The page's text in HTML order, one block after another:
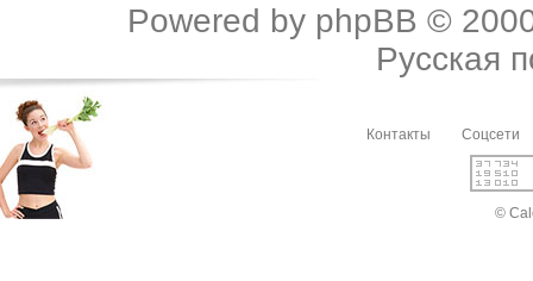
Powered by phpBB ©
Русская
Контакты Соцсети
©